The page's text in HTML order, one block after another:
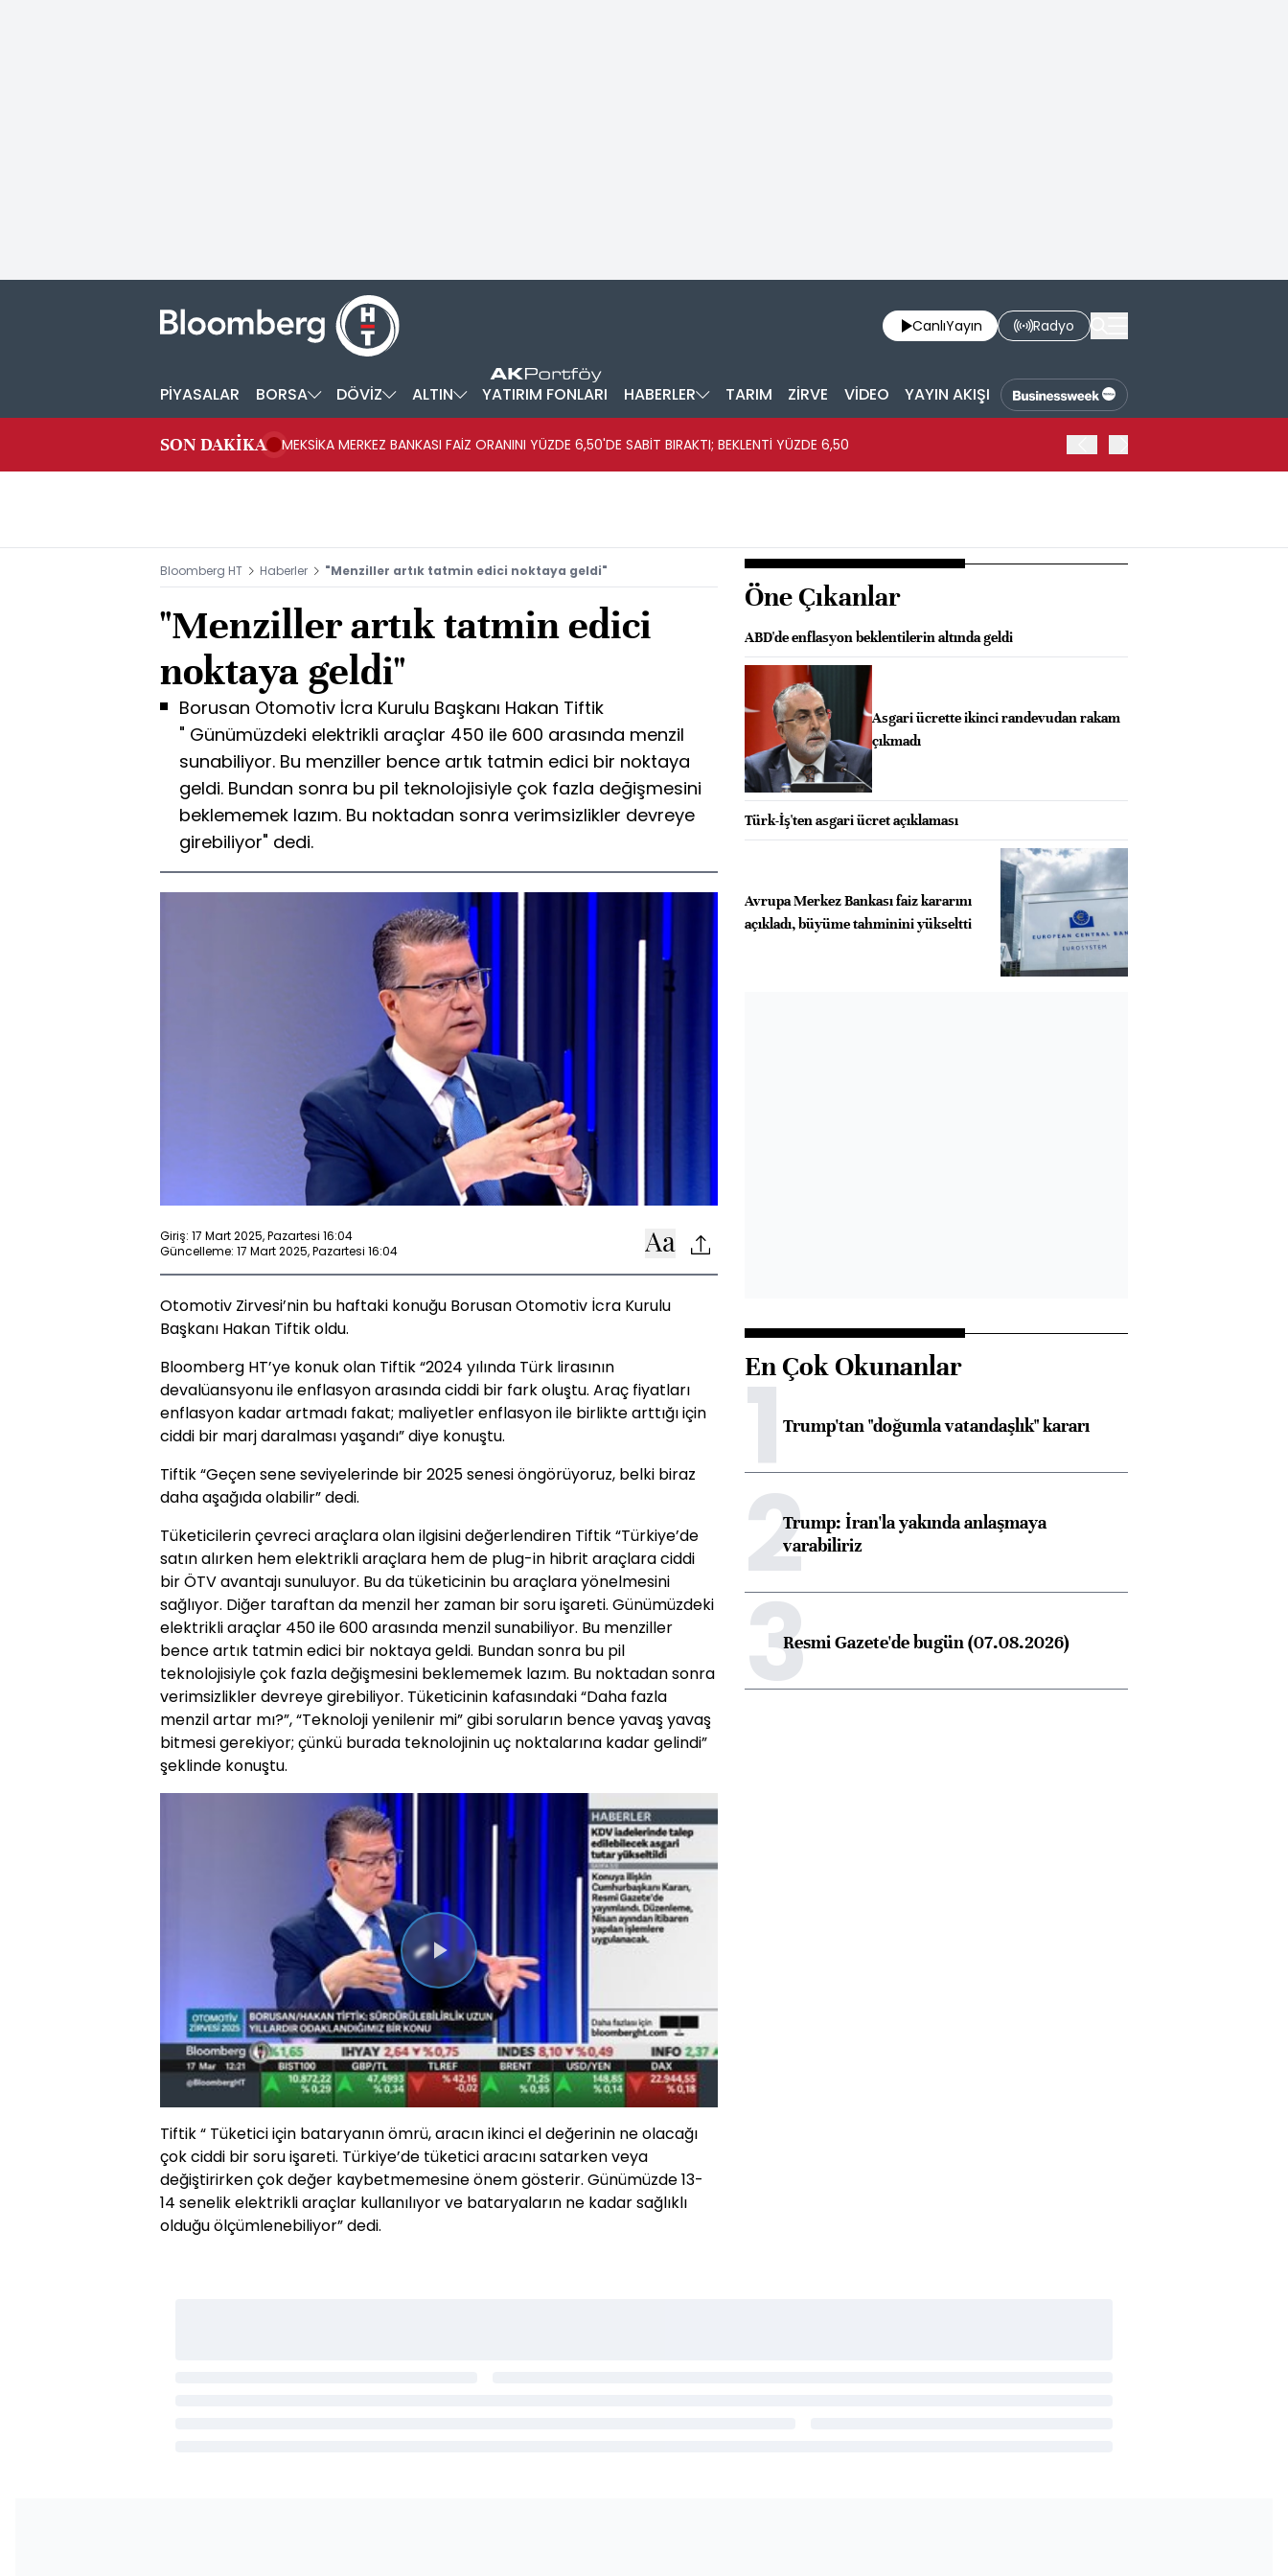
CanlıYayın Radyo
PİYASALAR BORSA DÖVİZ ALTIN YATIRIM FONLARI HABERLER TARIM ZİRVE VİDEO YAYIN AKIŞI
SON DAKİKA MEKSİKA MERKEZ BANKASI FAİZ ORANINI YÜZDE 6,50'DE SABİT BIRAKTI; BEKLENTİ YÜZDE 6,50
Bloomberg HT Haberler "Menziller artık tatmin edici noktaya geldi"
"Menziller artık tatmin edici
noktaya geldi"
Borusan Otomotiv İcra Kurulu Başkanı Hakan Tiftik
" Günümüzdeki elektrikli araçlar 450 ile 600 arasında menzil
sunabiliyor. Bu menziller bence artık tatmin edici bir noktaya
geldi. Bundan sonra bu pil teknolojisiyle çok fazla değişmesini
beklememek lazım. Bu noktadan sonra verimsizlikler devreye
girebiliyor" dedi.
Giriş: 17 Mart 2025, Pazartesi 16:04
Güncelleme: 17 Mart 2025, Pazartesi 16:04
Otomotiv Zirvesi’nin bu haftaki konuğu Borusan Otomotiv İcra Kurulu
Başkanı Hakan Tiftik oldu.
Bloomberg HT’ye konuk olan Tiftik “2024 yılında Türk lirasının
devalüansyonu ile enflasyon arasında ciddi bir fark oluştu. Araç fiyatları
enflasyon kadar artmadı fakat; maliyetler enflasyon ile birlikte arttığı için
ciddi bir marj daralması yaşandı” diye konuştu.
Tiftik “Geçen sene seviyelerinde bir 2025 senesi öngörüyoruz, belki biraz
daha aşağıda olabilir” dedi.
Tüketicilerin çevreci araçlara olan ilgisini değerlendiren Tiftik “Türkiye’de
satın alırken hem elektrikli araçlara hem de plug-in hibrit araçlara ciddi
bir ÖTV avantajı sunuluyor. Bu da tüketicinin bu araçlara yönelmesini
sağlıyor. Diğer taraftan da menzil her zaman bir soru işareti. Günümüzdeki
elektrikli araçlar 450 ile 600 arasında menzil sunabiliyor. Bu menziller
bence artık tatmin edici bir noktaya geldi. Bundan sonra bu pil
teknolojisiyle çok fazla değişmesini beklememek lazım. Bu noktadan sonra
verimsizlikler devreye girebiliyor. Tüketicinin kafasındaki “Daha fazla
menzil artar mı?”, “Teknoloji yenilenir mi” gibi soruların bence yavaş yavaş
bitmesi gerekiyor; çünkü burada teknolojinin uç noktalarına kadar gelindi”
şeklinde konuştu.
Videoyu
Oynat
Tiftik “ Tüketici için bataryanın ömrü, aracın ikinci el değerinin ne olacağı
çok ciddi bir soru işareti. Türkiye’de tüketici aracını satarken veya
değiştirirken çok değer kaybetmemesine önem gösterir. Günümüzde 13-
14 senelik elektrikli araçlar kullanılıyor ve bataryaların ne kadar sağlıklı
olduğu ölçümlenebiliyor” dedi.
Öne Çıkanlar
ABD'de enflasyon beklentilerin altında geldi
Asgari ücrette ikinci randevudan rakam
çıkmadı
Türk-İş'ten asgari ücret açıklaması
Avrupa Merkez Bankası faiz kararını
açıkladı, büyüme tahminini yükseltti
En Çok Okunanlar
1Trump'tan "doğumla vatandaşlık" kararı
2Trump: İran'la yakında anlaşmaya
varabiliriz
3Resmi Gazete'de bugün (07.08.2026)